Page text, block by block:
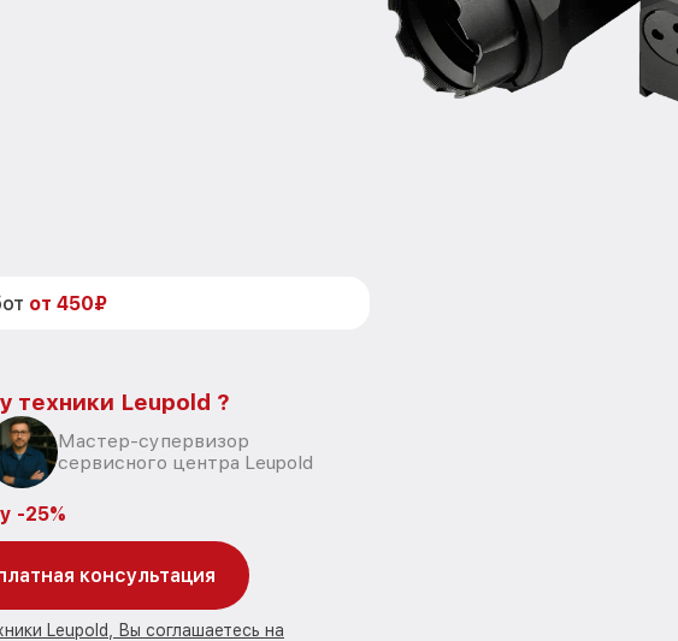
от 450₽
техники Leupold ?
Мастер-супервизор
сервисного центра Leupold
-25%
консультация
Leupold, Вы соглашаетесь на